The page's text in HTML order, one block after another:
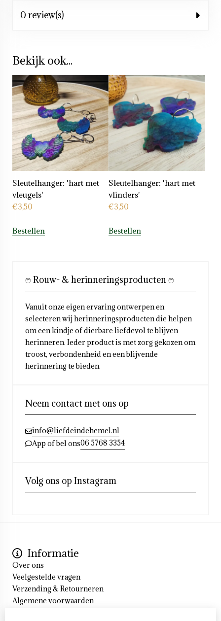
0 review(s)
Bekijk ook...
Sleutelhanger: 'hart met
vleugels'
€3,50
Bestellen
Sleutelhanger: 'hart met
vlinders'
€3,50
Bestellen
ෆ Rouw- & herinneringsproducten ෆ
Vanuit onze eigen ervaring ontwerpen en
selecteren wij herinneringsproducten die helpen
om een kindje of dierbare liefdevol te blijven
herinneren. Ieder product is met zorg gekozen om
troost, verbondenheid en een blijvende
herinnering te bieden.
Neem contact met ons op
info@liefdeindehemel.nl
App of bel ons06 5768 3354
Volg ons op Instagram
Informatie
Over ons
Veelgestelde vragen
Verzending & Retourneren
Algemene voorwaarden